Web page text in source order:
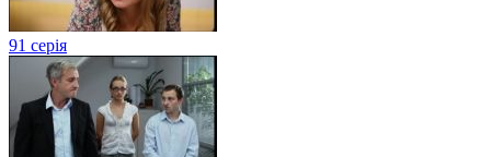
91 серія